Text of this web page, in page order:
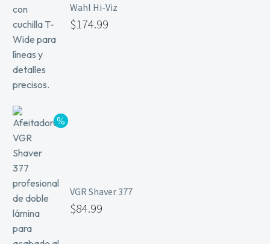
Wahl Hi-Viz
$174.99
VGR Shaver 377
$84.99